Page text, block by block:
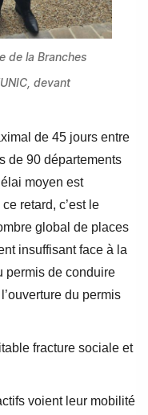
de la Branches
devant
de 45 jours entre
de 90 départements
moyen est
retard, c’est le
global de places
insuffisant face à la
permis de conduire
du permis
fracture sociale et
voient leur mobilité